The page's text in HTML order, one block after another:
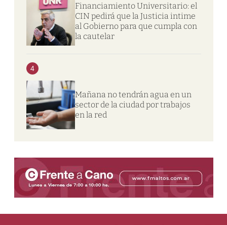
Financiamiento Universitario: el
CIN pedirá que la Justicia intime
al Gobierno para que cumpla con
la cautelar
4
Mañana no tendrán agua en un
sector de la ciudad por trabajos
en la red